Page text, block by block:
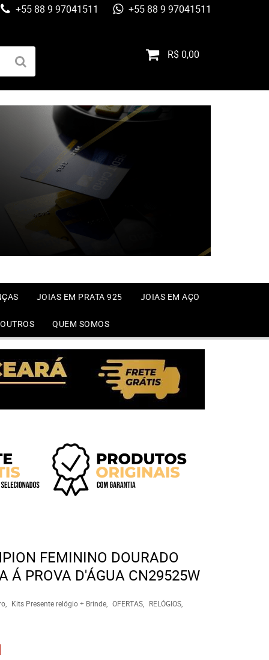
+55 88 9 97041511 +55 88 9 97041511
R$ 0,00
JOIAS EM PRATA 925 JOIAS EM AÇO
OUTROS QUEM SOMOS
FEMININO DOURADO
Á PROVA D'ÁGUA CN29525W
Kits Presente relógio + Brinde OFERTAS RELÓGIOS